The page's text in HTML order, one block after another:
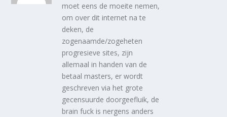
moet eens de moeite nemen,
om over dit internet na te
deken, de
zogenaamde/zogeheten
progresieve sites, zijn
allemaal in handen van de
betaal masters, er wordt
geschreven via het grote
gecensuurde doorgeefluik, de
brain fuck is nergens anders